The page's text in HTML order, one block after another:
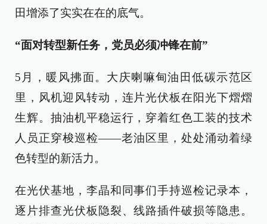
田增添了实实在在的底气。
“面对转型新任务，党员必须冲锋在前”
5月，暖风拂面。大庆喇嘛甸油田低碳示范区
里，风机迎风转动，连片光伏板在阳光下熠熠
生辉。抽油机平稳运行，穿着红色工装的技术
人员正穿梭巡检——老油区里，处处涌动着绿
色转型的新活力。
在光伏基地，李晶和同事们手持巡检记录本，
逐片排查光伏板隐裂、线路插件破损等隐患。